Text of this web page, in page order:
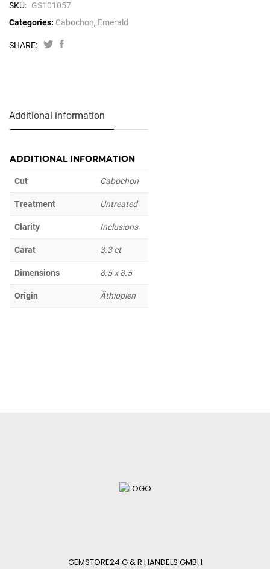
SKU: GS101057
Categories: Cabochon, Emerald
SHARE:
Additional information
ADDITIONAL INFORMATION
Cut Cabochon
Treatment Untreated
Clarity Inclusions
Carat 3.3 ct
Dimensions 8.5 x 8.5
Origin Äthiopien
GEMSTORE24 G & R HANDELS GMBH